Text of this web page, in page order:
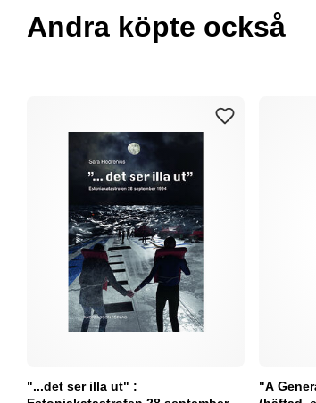
Andra köpte också
"...det ser illa ut" :
"A